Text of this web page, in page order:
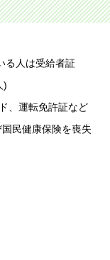
る人は受給者証
)
、運転免許証など
民健康保険を喪失